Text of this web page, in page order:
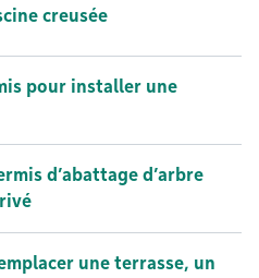
creusée
pour installer une
d’abattage d’arbre
une terrasse, un